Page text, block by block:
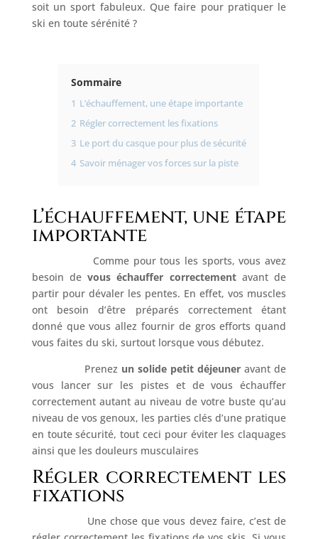
soit un sport fabuleux. Que faire pour pratiquer le
ski en toute sérénité ?
Sommaire
1 L’échauffement, une étape importante
2 Régler correctement les fixations
3 Le port du casque pour plus de sécurité
4 Savoir ménager vos forces sur la piste
L’échauffement, une étape
importante
Comme pour tous les sports, vous avez
besoin devous échauffer correctementavant de
partir pour dévaler les pentes. En effet, vos muscles
ont besoin d’être préparés correctement étant
donné que vous allez fournir de gros efforts quand
vous faites du ski, surtout lorsque vous débutez.
Prenez un solide petit déjeuner avant de
vous lancer sur les pistes et de vous échauffer
correctement autant au niveau de votre buste qu’au
niveau de vos genoux, les parties clés d’une pratique
en toute sécurité, tout ceci pour éviter les claquages
ainsi que les douleurs musculaires
Régler correctement les
fixations
Une chose que vous devez faire, c’est de